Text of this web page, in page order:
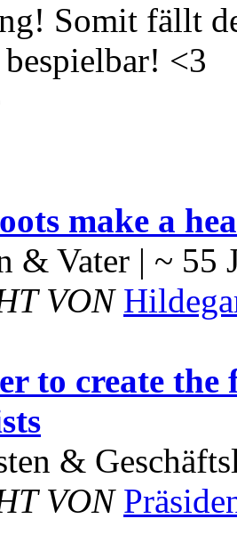
Somit fällt
<3
make a
& Vater | ~ 55
VON
to create
&
VON